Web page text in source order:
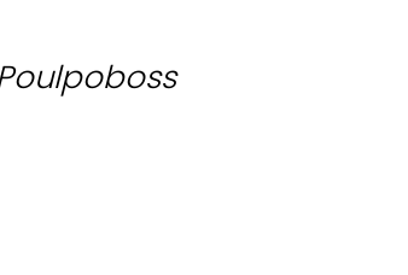
Poulpoboss